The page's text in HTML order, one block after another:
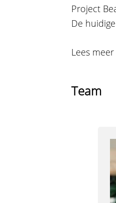
Project
De
Lees meer
Team